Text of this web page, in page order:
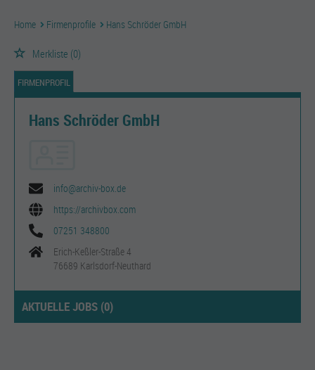
Home Firmenprofile Hans Schröder GmbH
Merkliste (0)
FIRMENPROFIL
Hans Schröder GmbH
info@archiv-box.de
https://archivbox.com
07251 348800
Erich-Keßler-Straße 4
76689 Karlsdorf-Neuthard
AKTUELLE JOBS (0)